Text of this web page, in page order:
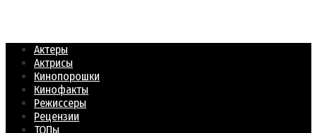
Актеры
Актрисы
Кинопорошки
Кинофакты
Режиссеры
Рецензии
ТОПы